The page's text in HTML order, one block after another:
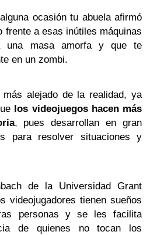
ocasión tu abuela afirmó
frente a esas inútiles máquinas
una masa amorfa y que te
en un zombi.
alejado de la realidad, ya
los videojuegos hacen más
, pues desarrollan en gran
para resolver situaciones y
de la Universidad Grant
videojugadores tienen sueños
personas y se les facilita
de quienes no tocan los